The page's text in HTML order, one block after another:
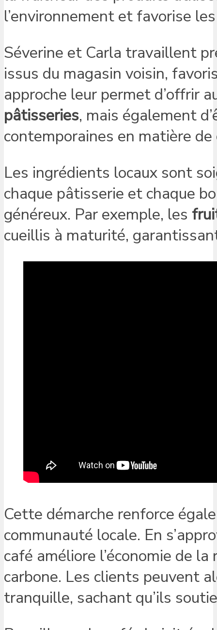
l’environnement et favorise
Séverine et Carla travaillent
issus du magasin voisin,
approche leur permet d’offrir
pâtisseries, mais également
contemporaines en matière
Les ingrédients locaux sont
chaque pâtisserie et chaque
généreux. Par exemple, les
cueillis à maturité,
Cette démarche renforce
communauté locale. En
café améliore l’économie de
carbone. Les clients peuvent
tranquille, sachant qu’ils